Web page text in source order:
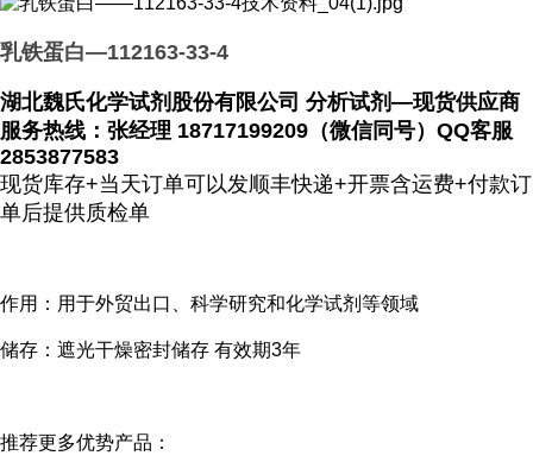
乳铁蛋白—112163-33-4
湖北魏氏化学试剂股份有限公司 分析试剂—现货供应商
服务热线：张经理 18717199209（微信同号）QQ客服
2853877583
现货库存+当天订单可以发顺丰快递+开票含运费+付款订
单后提供质检单
作用：用于外贸出口、科学研究和化学试剂等领域
储存：遮光干燥密封储存 有效期3年
推荐更多优势产品：